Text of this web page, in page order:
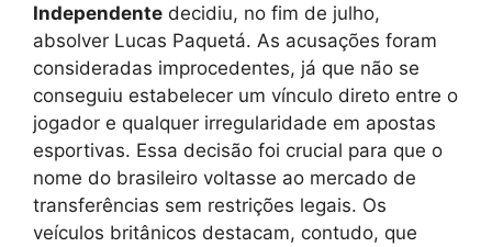
Independente decidiu, no fim de julho,
absolver Lucas Paquetá. As acusações foram
consideradas improcedentes, já que não se
conseguiu estabelecer um vínculo direto entre o
jogador e qualquer irregularidade em apostas
esportivas. Essa decisão foi crucial para que o
nome do brasileiro voltasse ao mercado de
transferências sem restrições legais. Os
veículos britânicos destacam, contudo, que